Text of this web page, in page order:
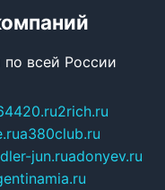
по всей России
2rich.ru
a380club.ru
jun.ruadonyev.ru